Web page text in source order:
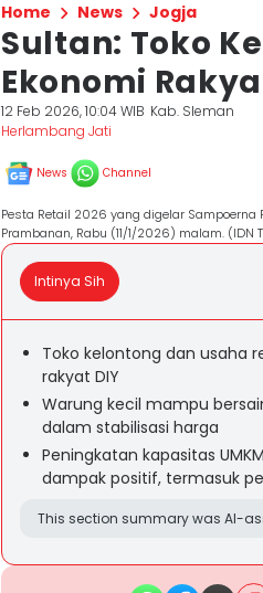
Home News Jogja
Sultan: Toko
Ekonomi
12 Feb 2026, 10:04 WIB Kab. Sleman
Herlambang Jati
News Channel
Pesta Retail 2026 yang digelar
Prambanan, Rabu (11/1/2026) malam.
Intinya Sih
Toko kelontong dan usaha
rakyat DIY
Warung kecil mampu
dalam stabilisasi harga
Peningkatan kapasitas
dampak positif, termasuk
This section summary was AI-